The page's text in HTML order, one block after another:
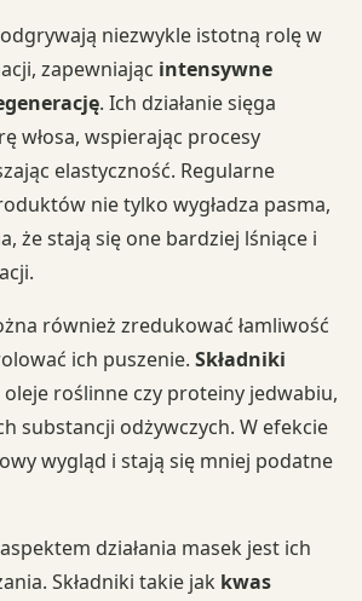
odgrywają niezwykle istotną rolę w
zapewniając intensywne
. Ich działanie sięga
włosa, wspierając procesy
elastyczność. Regularne
nie tylko wygładza pasma,
że stają się one bardziej lśniące i
również zredukować łamliwość
ich puszenie. Składniki
oleje roślinne czy proteiny jedwabiu,
substancji odżywczych. W efekcie
wygląd i stają się mniej podatne
działania masek jest ich
Składniki takie jak kwas